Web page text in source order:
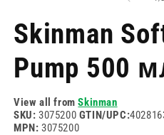
режим
Skinman
Pump 500
View all fromSkinman
SKU: 3075200 GTIN/UPC:
MPN: 3075200